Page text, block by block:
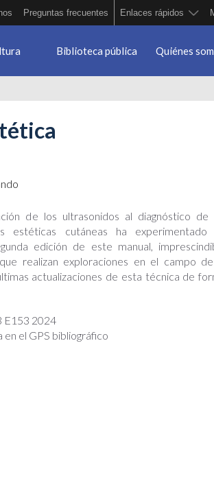
Preguntas frecuentes Enlaces rápidos
Biblioteca pública Quiénes
de los ultrasonidos al diagnóstico de
estéticas cutáneas ha experimentado
edición de este manual,
realizan exploraciones en el campo
actualizaciones de esta técnica de
E153 2024
en el GPS bibliográfico